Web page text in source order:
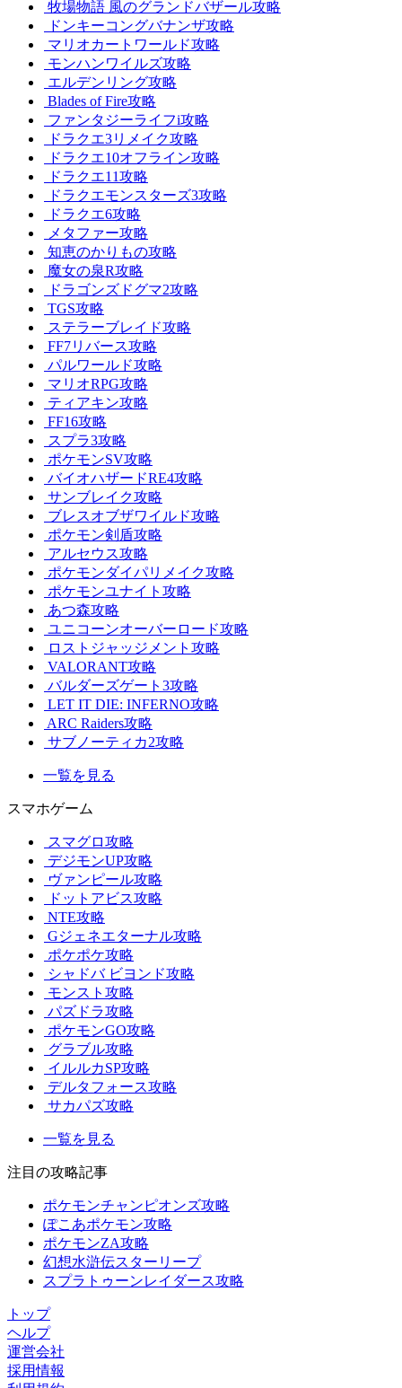
牧場物語 風のグランドバザール攻略
ドンキーコングバナンザ攻略
マリオカートワールド攻略
モンハンワイルズ攻略
エルデンリング攻略
Blades of Fire攻略
ファンタジーライフi攻略
ドラクエ3リメイク攻略
ドラクエ10オフライン攻略
ドラクエ11攻略
ドラクエモンスターズ3攻略
ドラクエ6攻略
メタファー攻略
知恵のかりもの攻略
魔女の泉R攻略
ドラゴンズドグマ2攻略
TGS攻略
ステラーブレイド攻略
FF7リバース攻略
パルワールド攻略
マリオRPG攻略
ティアキン攻略
FF16攻略
スプラ3攻略
ポケモンSV攻略
バイオハザードRE4攻略
サンブレイク攻略
ブレスオブザワイルド攻略
ポケモン剣盾攻略
アルセウス攻略
ポケモンダイパリメイク攻略
ポケモンユナイト攻略
あつ森攻略
ユニコーンオーバーロード攻略
ロストジャッジメント攻略
VALORANT攻略
バルダーズゲート3攻略
LET IT DIE: INFERNO攻略
ARC Raiders攻略
サブノーティカ2攻略
一覧を見る
スマホゲーム
スマグロ攻略
デジモンUP攻略
ヴァンピール攻略
ドットアビス攻略
NTE攻略
Gジェネエターナル攻略
ポケポケ攻略
シャドバ ビヨンド攻略
モンスト攻略
パズドラ攻略
ポケモンGO攻略
グラブル攻略
イルルカSP攻略
デルタフォース攻略
サカパズ攻略
一覧を見る
注目の攻略記事
ポケモンチャンピオンズ攻略
ぽこあポケモン攻略
ポケモンZA攻略
幻想水滸伝スターリープ
スプラトゥーンレイダース攻略
トップ
ヘルプ
運営会社
採用情報